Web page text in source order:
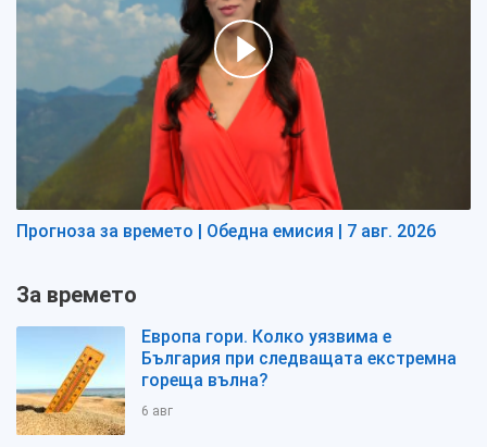
Прогноза за времето | Обедна емисия | 7 авг. 2026
За времето
Европа гори. Колко уязвима е
България при следващата екстремна
гореща вълна?
6 авг